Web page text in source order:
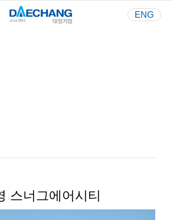
ENG
스너그에어시티